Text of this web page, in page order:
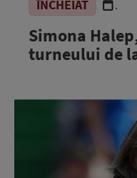
ÎNCHEIAT .
Simona
turneului de